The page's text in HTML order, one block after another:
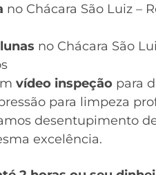
no Chácara São Luiz –
no Chácara São
vídeo inspeção para
para limpeza
desentupimento
excelência.